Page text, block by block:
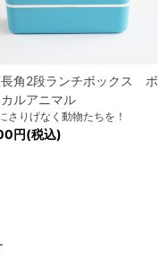
角2段ランチボックス ボ
ルアニマル
さりげなく動物たちを！
円(税込)